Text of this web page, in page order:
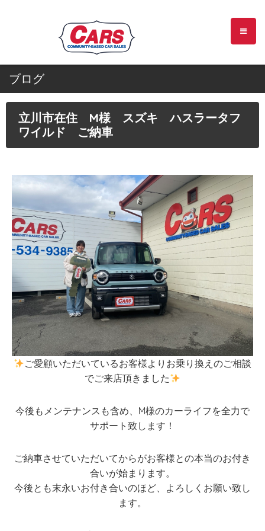
ブログ
立川市在住 M様 スズキ ハスラータフ
ワイルド ご納車
ご愛顧いただいているお客様よりお乗り換えのご相談
でご来店頂きました
今後もメンテナンスも含め、M様のカーライフを全力で
サポート致します！
ご納車させていただいてからがお客様との本当のお付き
合いが始まります。
今後とも末永いお付き合いのほど、よろしくお願い致し
ます。